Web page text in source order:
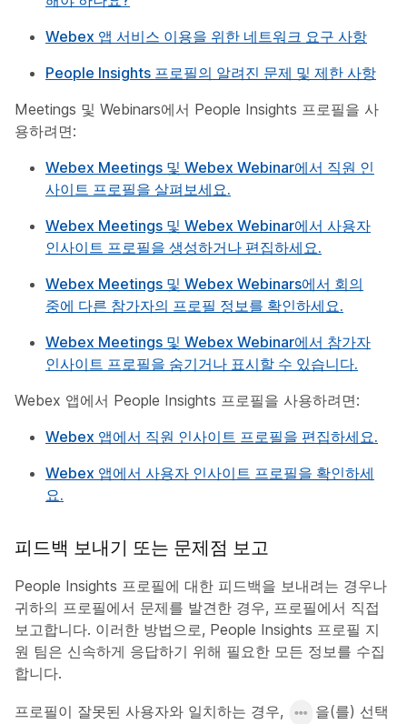
Webex 앱 서비스 이용을 위한 네트워크 요구 사항
People Insights 프로필의 알려진 문제 및 제한 사항
Meetings 및 Webinars에서 People Insights 프로필을 사
용하려면:
Webex Meetings 및 Webex Webinar에서 직원 인
사이트 프로필을 살펴보세요.
Webex Meetings 및 Webex Webinar에서 사용자
인사이트 프로필을 생성하거나 편집하세요.
Webex Meetings 및 Webex Webinars에서 회의
중에 다른 참가자의 프로필 정보를 확인하세요.
Webex Meetings 및 Webex Webinar에서 참가자
인사이트 프로필을 숨기거나 표시할 수 있습니다.
Webex 앱에서 People Insights 프로필을 사용하려면:
Webex 앱에서 직원 인사이트 프로필을 편집하세요.
Webex 앱에서 사용자 인사이트 프로필을 확인하세
요.
피드백 보내기 또는 문제점 보고
People Insights 프로필에 대한 피드백을 보내려는 경우나
귀하의 프로필에서 문제를 발견한 경우, 프로필에서 직접
보고합니다. 이러한 방법으로, People Insights 프로필 지
원 팀은 신속하게 응답하기 위해 필요한 모든 정보를 수집
합니다.
프로필이 잘못된 사용자와 일치하는 경우,
을(를) 선택